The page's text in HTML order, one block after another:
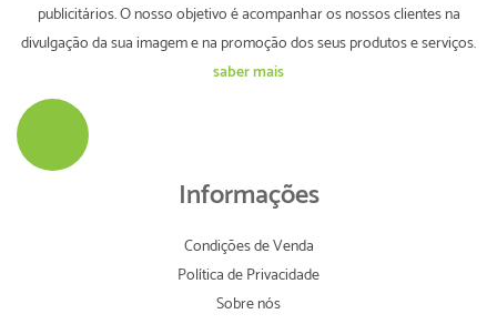
publicitários. O nosso objetivo é acompanhar os nossos clientes na
divulgação da sua imagem e na promoção dos seus produtos e serviços.
saber mais
Informações
Condições de Venda
Política de Privacidade
Sobre nós